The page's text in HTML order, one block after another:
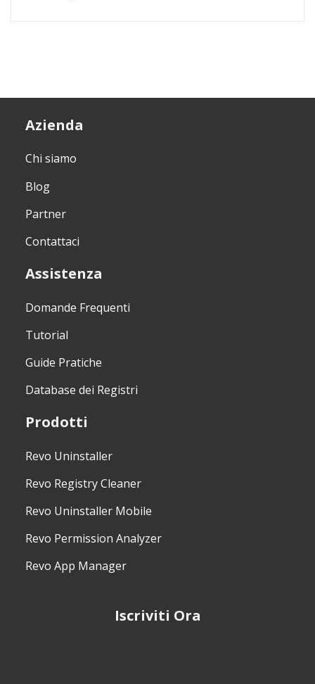
Azienda
Chi siamo
Blog
Partner
Contattaci
Assistenza
Domande Frequenti
Tutorial
Guide Pratiche
Database dei Registri
Prodotti
Revo Uninstaller
Revo Registry Cleaner
Revo Uninstaller Mobile
Revo Permission Analyzer
Revo App Manager
Iscriviti Ora